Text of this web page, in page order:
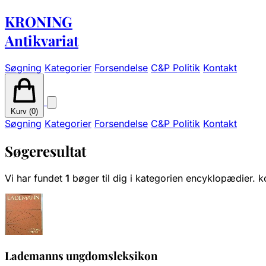
KRONING
Antikvariat
Søgning Kategorier Forsendelse C&P Politik Kontakt
Kurv (0)
Søgning Kategorier Forsendelse C&P Politik Kontakt
Søgeresultat
Vi har fundet 1 bøger til dig i kategorien encyklopædier.
Lademanns ungdomsleksikon